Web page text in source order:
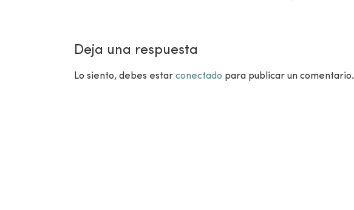
Deja una respuesta
Lo siento, debes estar conectado para publicar un comentario.